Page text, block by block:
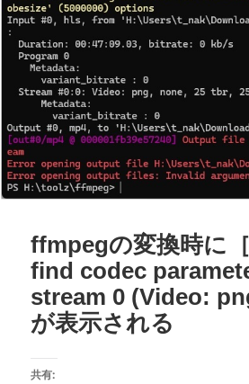
ffmpegの変換時に
find codec
stream 0 (Video:
が表示される
共有: